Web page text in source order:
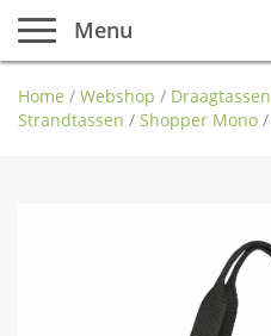
Menu
Home / Webshop / Draagtassen
Strandtassen / Shopper Mono /